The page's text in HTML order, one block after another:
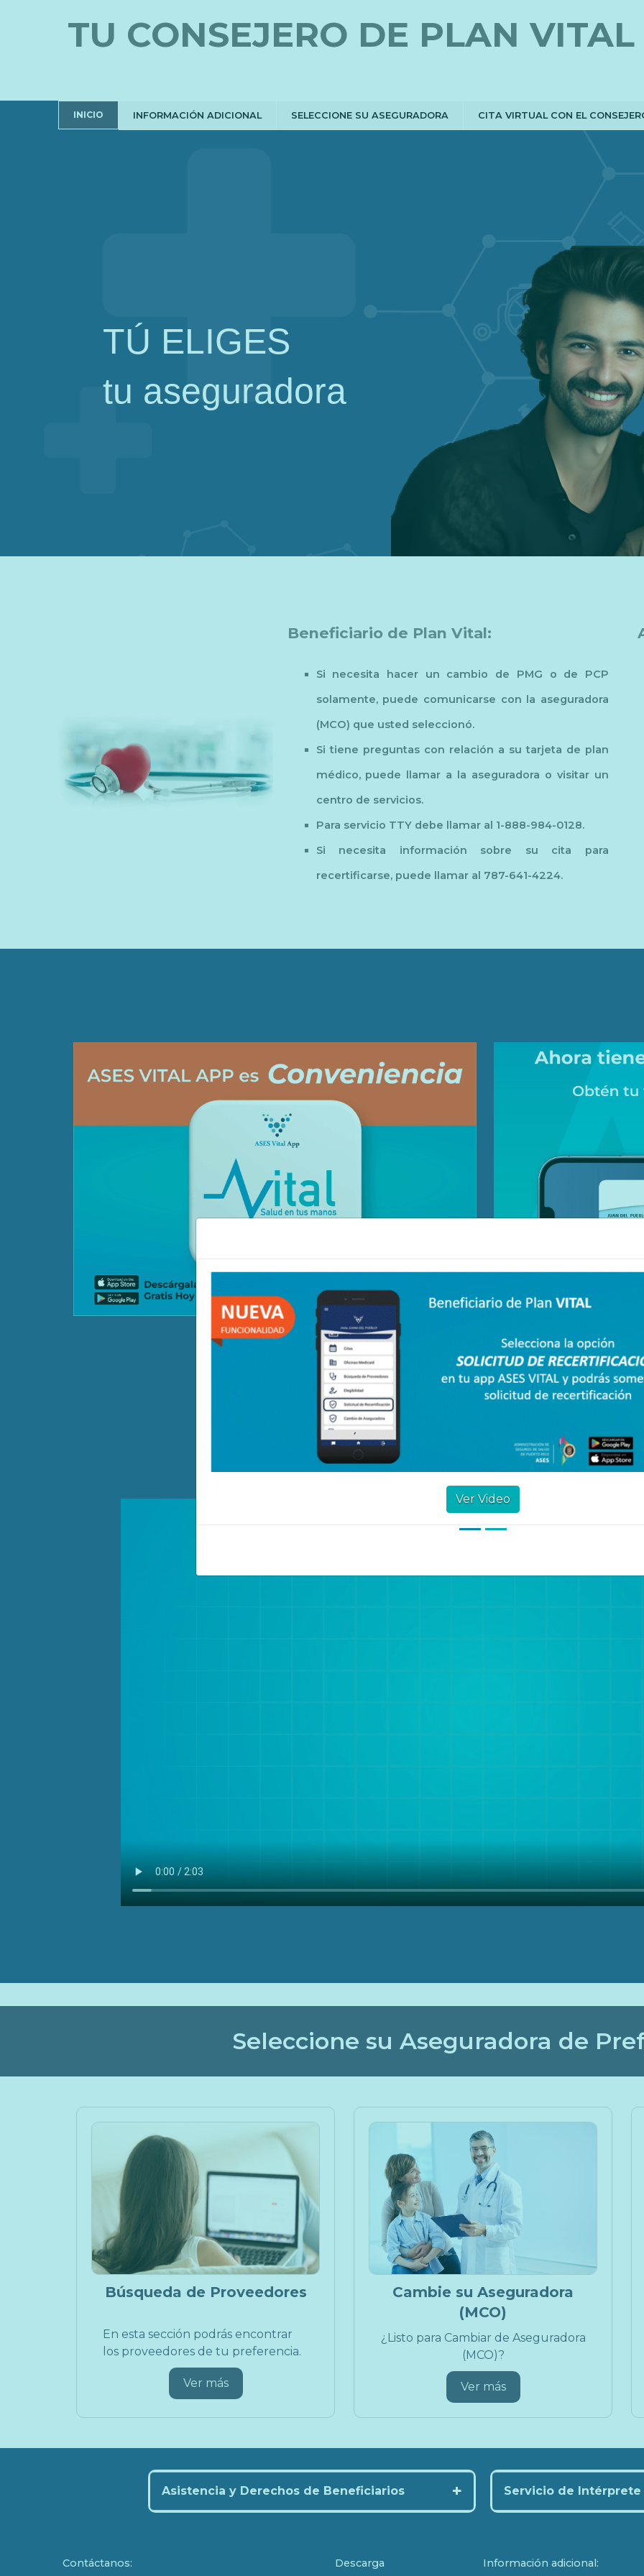
TU CONSEJERO DE PLAN VITAL
INICIO INFORMACIÓN ADICIONAL SELECCIONE SU ASEGURADORA CITA VIRTUAL CON EL
TÚ ELIGES
tu aseguradora
Beneficiario de Plan Vital:
Si necesita hacer un cambio de PMG o de PCP
solamente, puede comunicarse con la aseguradora
(MCO) que usted seleccionó.
Si tiene preguntas con relación a su tarjeta de plan
médico, puede llamar a la aseguradora o visitar un
centro de servicios.
Para servicio TTY debe llamar al 1-888-984-0128.
Si necesita información sobre su cita para
recertificarse, puede llamar al 787-641-4224.
Seleccione su Aseguradora de
Búsqueda de Proveedores
En esta sección podrás encontrar
los proveedores de tu preferencia.
Ver más
Cambie su Aseguradora
(MCO)
¿Listo para Cambiar de Aseguradora
(MCO)?
Ver más
Ver Video
Asistencia y Derechos de Beneficiarios + Servicio de Intérprete
Contáctanos: Descarga Información adicional: